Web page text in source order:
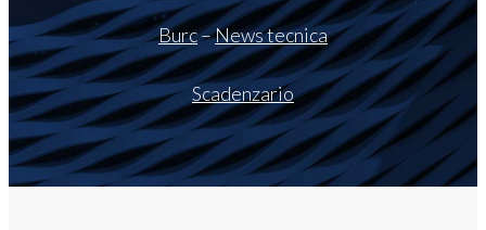
Burc–News tecnica
Scadenzario